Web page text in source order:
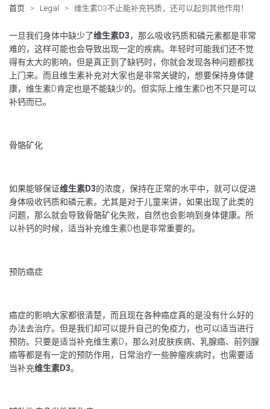
首页 > Legal > 维生素D3不止能补充钙质，还可以起到其他作用！
一旦我们身体中缺少了维生素D3，那么吸收钙质和磷元素都是非常
难的，这样可能也会导致出现一定的疾病。年轻时可能我们还不觉
得有太大的影响，但是真正到了缺钙时，你就会发现各种问题都找
上门来。而且维生素补充对大家也是非常关键的，想要保持身体健
康，维生素D肯定也是不能缺少的。但实际上维生素D也不只是可以
补钙而已。
骨骼矿化
如果能够保证维生素D3的浓度，保持在正常的水平中，就可以促进
身体吸收钙质和磷元素。尤其是对于儿童来讲，如果出现了此类的
问题，那么就会导致骨骼矿化失败，自然也会影响到身体健康。所
以补钙的时候，适当补充维生素D也是非常重要的。
预防癌症
癌症的影响大家都很清楚，而且现在各种癌症真的是没有什么好的
办法去治疗。但是我们却可以提升自己的免疫力，也可以适当进行
预防。只要是适当补充维生素D，那么对皮肤疾病、乳腺癌、前列腺
癌等都是有一定的预防作用，日常治疗一些肿瘤疾病时，也需要适
当补充维生素D3。